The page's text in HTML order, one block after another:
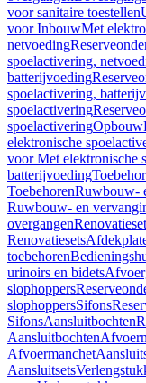
voor sanitaire toestellen
voor InbouwMet
netvoeding
spoelactivering,
batterijvoeding
spoelactivering,
spoelactivering
spoelactiveringOpbouw
elektronische
voor Met elektronische
batterijvoeding
ToebehorenRuwbouw-
Ruwbouw- en
overgangen
Renovatiesets
toebehoren
urinoirs en bidets
slophoppers
slophoppersSifons
SifonsAansluitbochten
Aansluitbochten
Afvoermanchet
Aansluitsets